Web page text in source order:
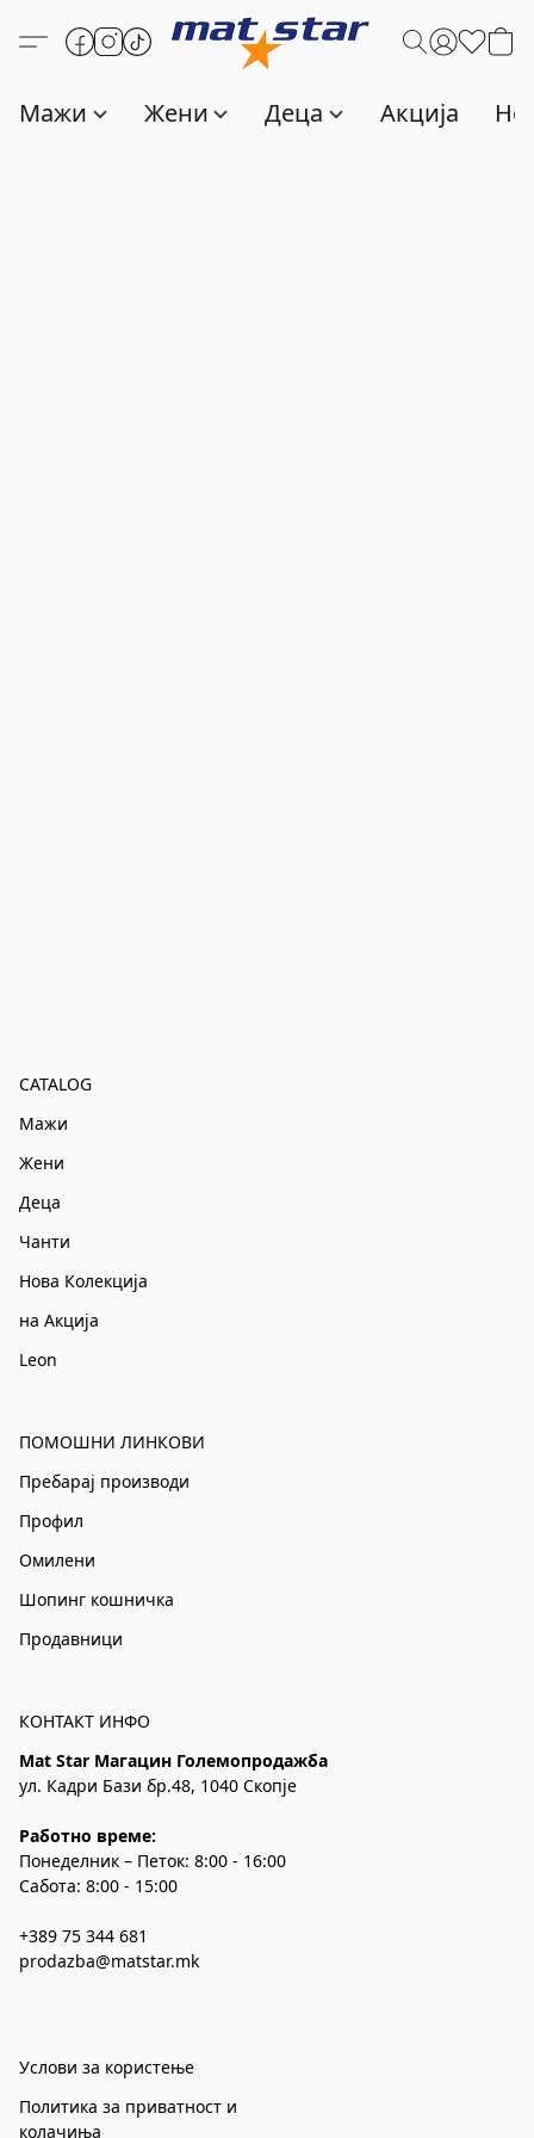
Мажи Жени Деца Акција
CATALOG
Мажи
Жени
Деца
Чанти
Нова Колекција
на Акција
Leon
ПОМОШНИ ЛИНКОВИ
Пребарај производи
Профил
Омилени
Шопинг кошничка
Продавници
КОНТАКТ ИНФО
Mat Star Магацин Големопродажба
ул. Кадри Бази бр.48, 1040 Скопје
Работно време:
Понеделник – Петок: 8:00 - 16:00
Сабота: 8:00 - 15:00
+389 75 344 681
prodazba@matstar.mk
Услови за користење
Политика за приватност и
колачиња